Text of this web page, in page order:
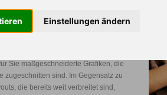
Einstellungen ändern
auffällige Werbebanner oder
Sie maßgeschneiderte Grafiken, die
zugeschnitten sind. Im Gegensatz zu
die bereits weit verbreitet sind,